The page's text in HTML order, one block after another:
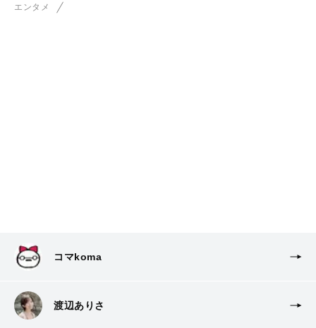
エンタメ
コマkoma
渡辺ありさ